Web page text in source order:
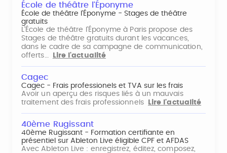
École de théâtre l'Éponyme
École de théâtre l'Éponyme - Stages de théâtre
gratuits
L'École de théâtre l'Éponyme à Paris propose des
Stages de théâtre gratuits durant les vacances,
dans le cadre de sa campagne de communication,
offerts…
Lire l'actualité
Cagec
Cagec - Frais professionels et TVA sur les frais
Avoir un aperçu des risques liés à un mauvais
traitement des frais professionnels
Lire l'actualité
40ème Rugissant
40ème Rugissant - Formation certifiante en
présentiel sur Ableton Live éligible CPF et AFDAS
Avec Ableton Live : enregistrez, éditez, composez,